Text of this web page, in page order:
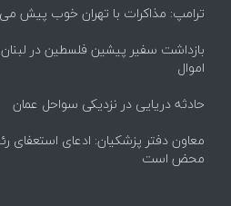
ترامپ: مذاکرات با تهران خوب پیش
بازداشت سفیر پیشین فلسطین در
اموال
حادثه دریایی در نزدیکی سواحل عمان
معاون دفتر پزشکیان: ادعای
محض است